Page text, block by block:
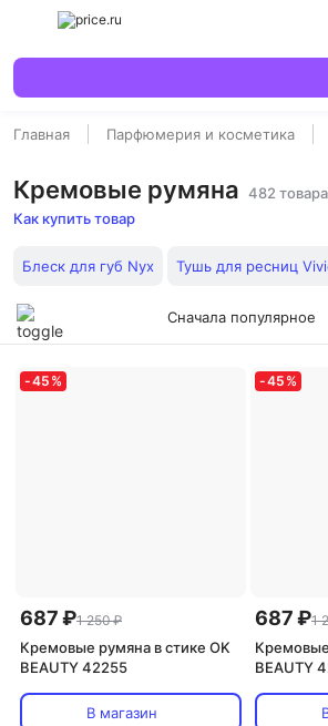
Главная Парфюмерия и косметика
Кремовые румяна 482 товара
Как купить товар
Блеск для губ Nyx Тушь для ресниц
Сначала популярное
-45 %
687 ₽1 250 ₽
Кремовые румяна в стике OK
BEAUTY 42255
В магазин
-45 %
687 ₽1
Кремовые
BEAUTY